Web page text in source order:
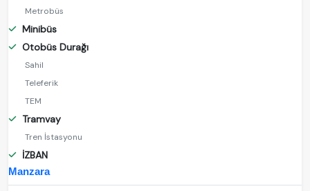
Metrobüs
Minibüs
Otobüs Durağı
Sahil
Teleferik
TEM
Tramvay
Tren İstasyonu
İZBAN
Manzara